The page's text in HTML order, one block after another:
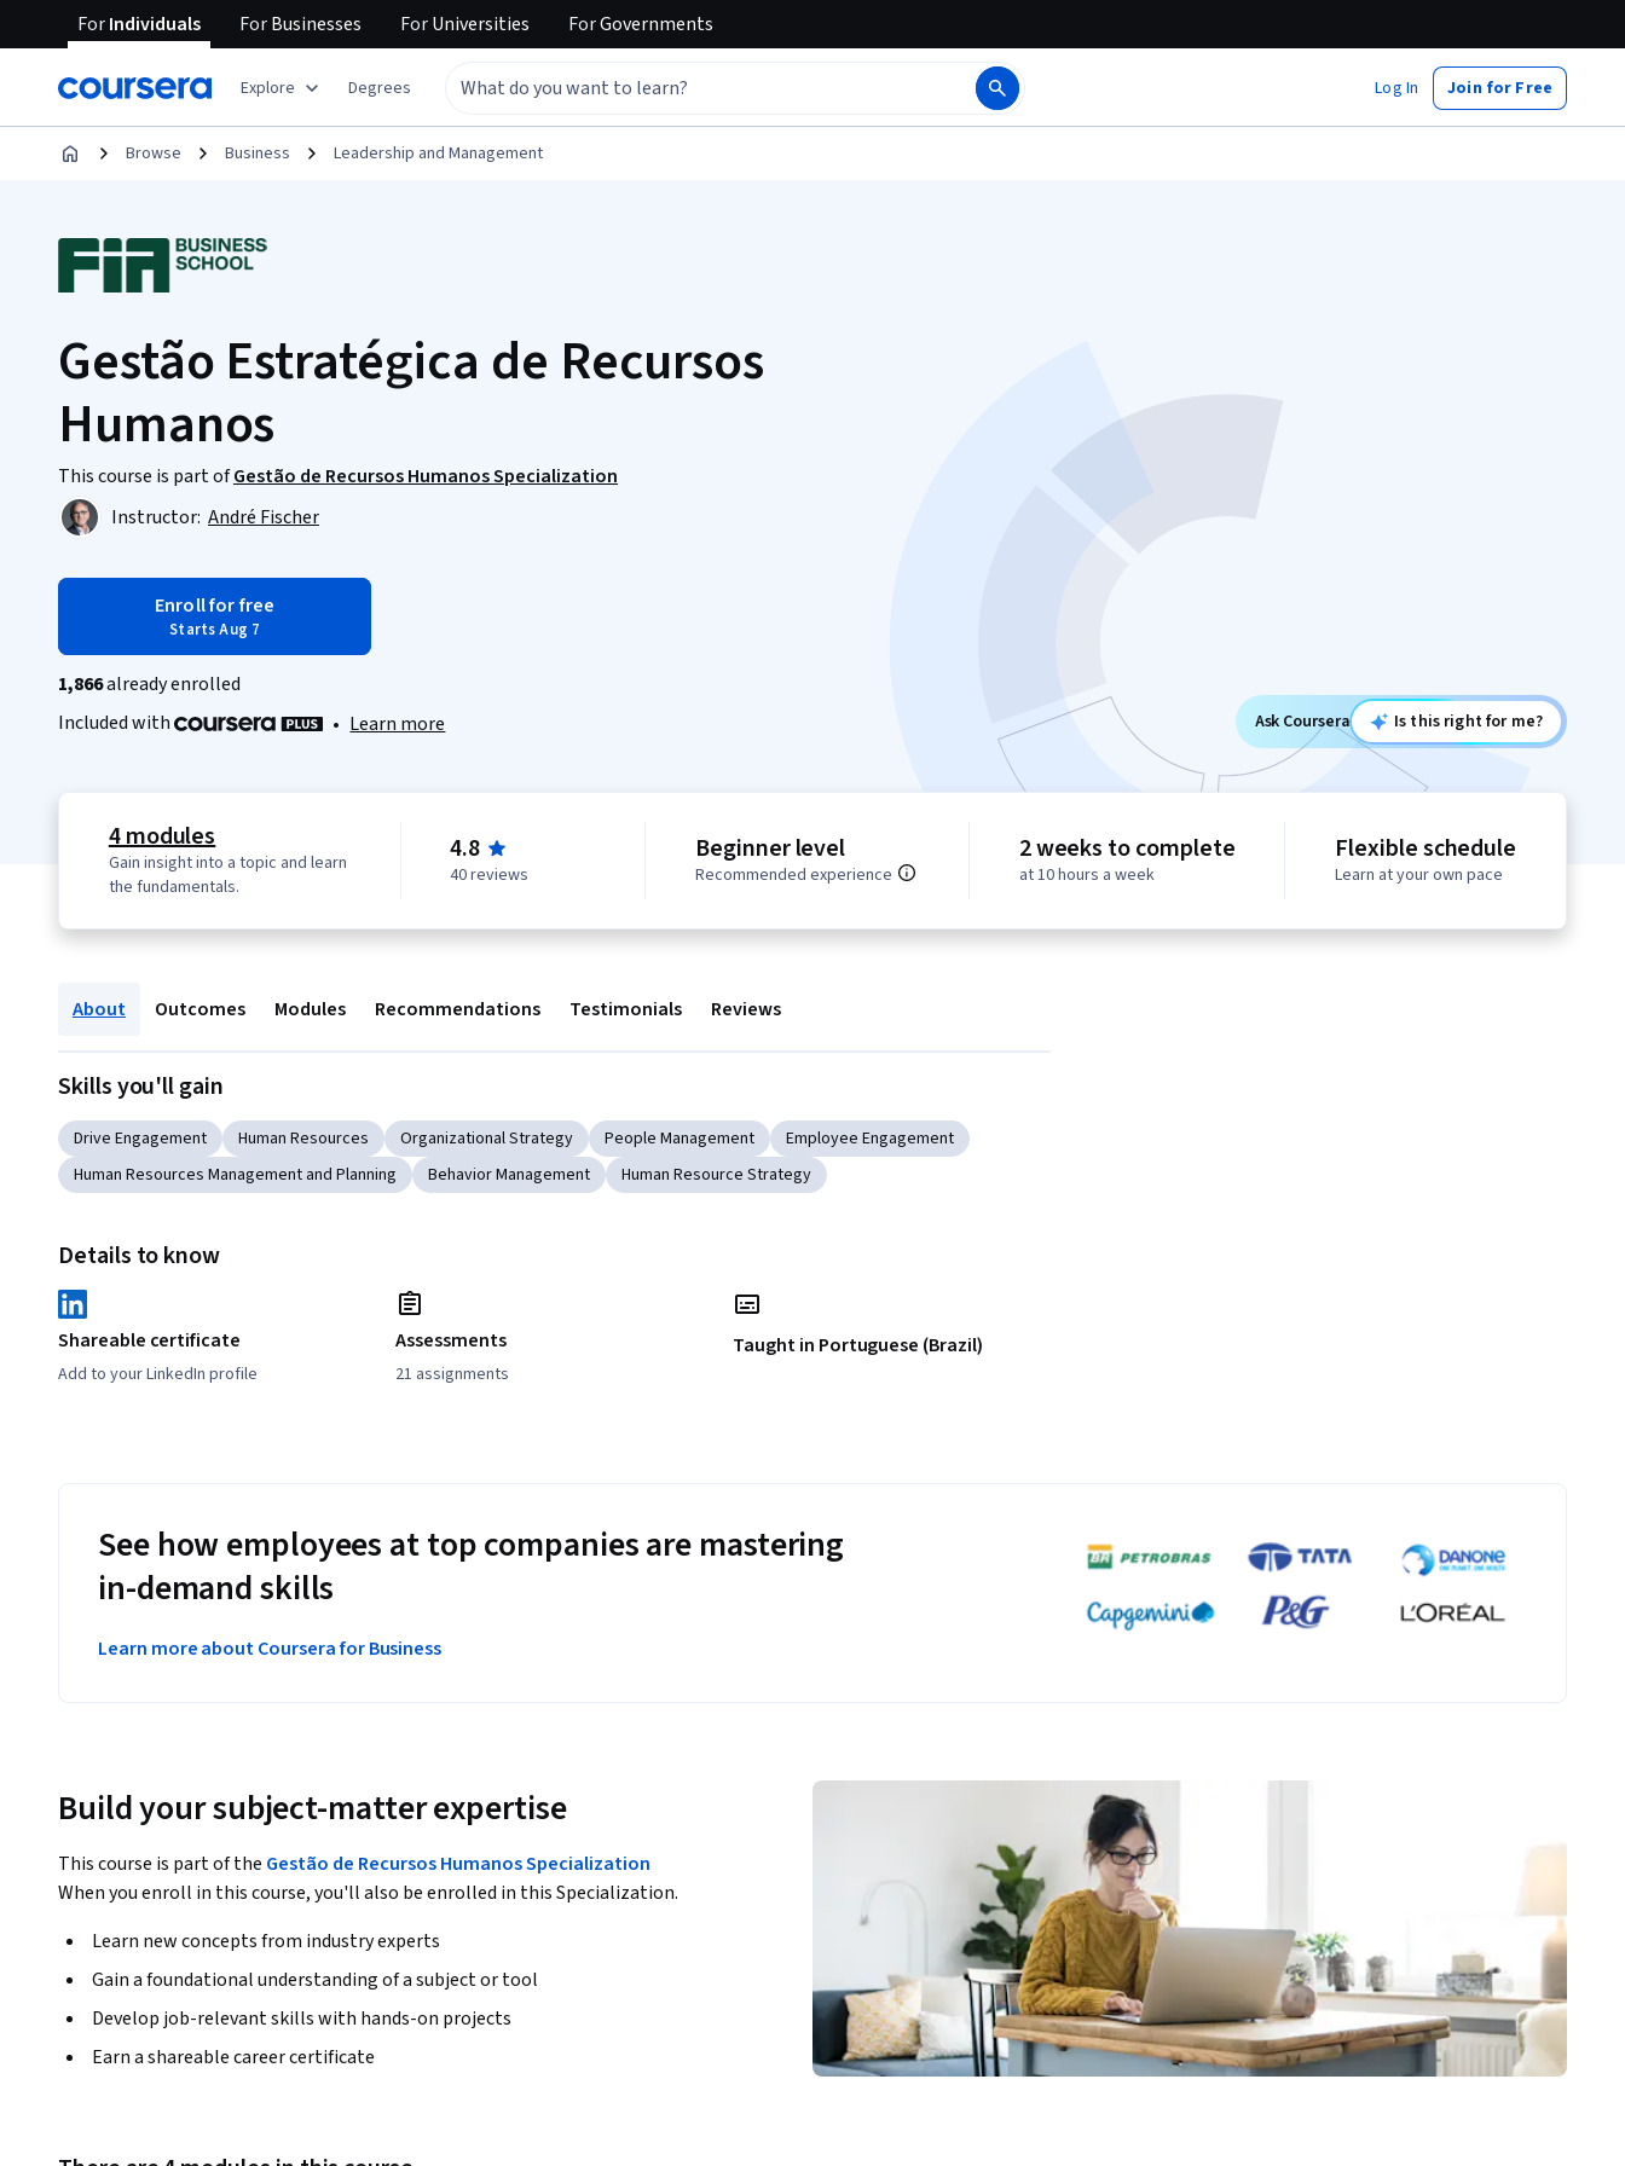
ForIndividuals ForBusinesses ForUniversities ForGovernments
Explore Degrees Log In Join for Free
Browse Business Leadership and Management
Gestão Estratégica de Recursos
Humanos
This course is part ofGestão de Recursos Humanos Specialization
Instructor: André Fischer
Enroll for free
Starts Aug 7
1,866already enrolled
Included with
• Learn more Ask Coursera Is this right for me?
4 modules
Gain insight into a topic and learn
the fundamentals.
4.8
40 reviews
Beginner level
Recommended experience
2 weeks to complete
at 10 hours a week
Flexible schedule
Learn at your own pace
About Outcomes Modules Recommendations Testimonials Reviews
Skills you'll gain
Drive Engagement Human Resources Organizational Strategy People Management
Employee Engagement
Human Resources Management and Planning
Behavior Management Human Resource Strategy
Details to know
Shareable certificate
Add to your LinkedIn profile
Assessments
21 assignments
Taught in Portuguese (Brazil)
See how employees at top companies are mastering
in-demand skills
Learn more about Coursera for Business
Build your subject-matter expertise
This course is part of the Gestão de Recursos Humanos Specialization
When you enroll in this course, you'll also be enrolled in this Specialization.
Learn new concepts from industry experts
Gain a foundational understanding of a subject or tool
Develop job-relevant skills with hands-on projects
Earn a shareable career certificate